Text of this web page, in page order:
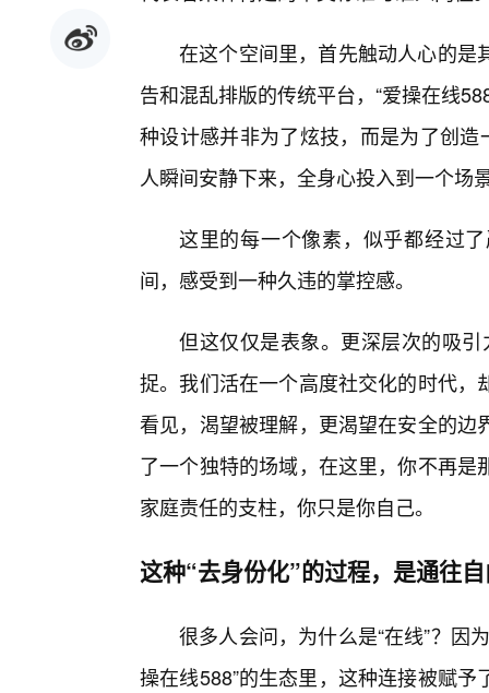
在这个空间里，首先触动人心的是
告和混乱排版的传统平台，“爱操在线
种设计感并非为了炫技，而是为了创
人瞬间安静下来，全身心投入到一个场
这里的每一个像素，似乎都经过
间，感受到一种久违的掌控感。
但这仅仅是表象。更深层次的吸引
捉。我们活在一个高度社交化的时代
看见，渴望被理解，更渴望在安全的
了一个独特的场域，在这里，你不再
家庭责任的支柱，你只是你自己。
这种“去身份化”的过程，是通往
很多人会问，为什么是“在线”？因
操在线588”的生态里，这种连接被赋